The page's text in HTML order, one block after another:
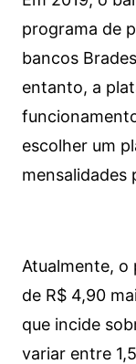
programa de
bancos
entanto, a
escolher um
mensalidades
Atualmente,
de R$ 4,90
que incide
variar entre